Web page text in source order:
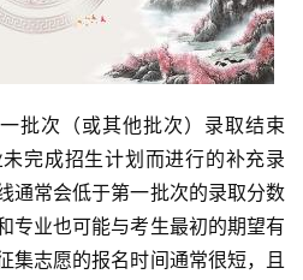
批次（或其他批次）录取结束
完成招生计划而进行的补充录
通常会低于第一批次的录取分数
专业也可能与考生最初的期望有
集志愿的报名时间通常很短，且